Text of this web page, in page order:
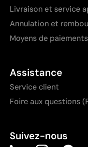
Livraison et service
Annulation et
Moyens de paiements
Assistance
Service client
Foire aux questions
Suivez-nous